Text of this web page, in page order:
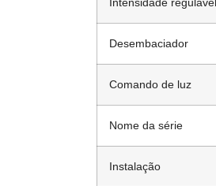
Intensidade regulável
Desembaciador
Comando de luz
Nome da série
Instalação